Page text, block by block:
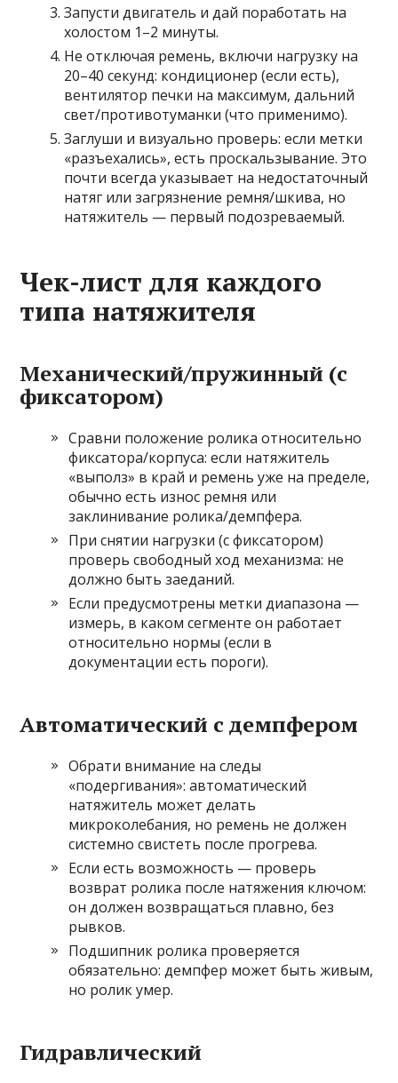
Запусти двигатель и дай поработать на
холостом 1–2 минуты.
Не отключая ремень, включи нагрузку на
20–40 секунд: кондиционер (если есть),
вентилятор печки на максимум, дальний
свет/противотуманки (что применимо).
Заглуши и визуально проверь: если метки
«разъехались», есть проскальзывание. Это
почти всегда указывает на недостаточный
натяг или загрязнение ремня/шкива, но
натяжитель — первый подозреваемый.
Чек-лист для каждого
типа натяжителя
Механический/пружинный (с
фиксатором)
Сравни положение ролика относительно
фиксатора/корпуса: если натяжитель
«выполз» в край и ремень уже на пределе,
обычно есть износ ремня или
заклинивание ролика/демпфера.
При снятии нагрузки (с фиксатором)
проверь свободный ход механизма: не
должно быть заеданий.
Если предусмотрены метки диапазона —
измерь, в каком сегменте он работает
относительно нормы (если в
документации есть пороги).
Автоматический с демпфером
Обрати внимание на следы
«подергивания»: автоматический
натяжитель может делать
микроколебания, но ремень не должен
системно свистеть после прогрева.
Если есть возможность — проверь
возврат ролика после натяжения ключом:
он должен возвращаться плавно, без
рывков.
Подшипник ролика проверяется
обязательно: демпфер может быть живым,
но ролик умер.
Гидравлический